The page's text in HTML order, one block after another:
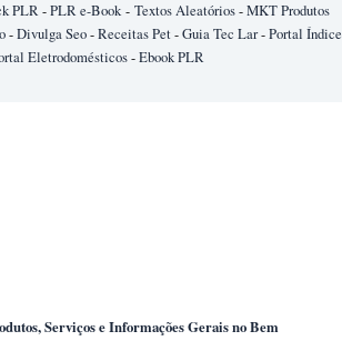
PLR-PLR e-Book- Textos Aleatórios-MKT Produtos
-Divulga Seo-Receitas Pet-Guia Tec Lar-Portal Índice
Eletrodomésticos-Ebook PLR
Serviços e Informações Gerais no Bem